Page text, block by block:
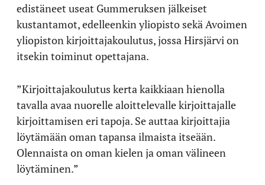
edistäneet useat Gummeruksen jälkeiset
kustantamot, edelleenkin yliopisto sekä Avoimen
yliopiston kirjoittajakoulutus, jossa Hirsjärvi on
itsekin toiminut opettajana.
”Kirjoittajakoulutus kerta kaikkiaan hienolla
tavalla avaa nuorelle aloittelevalle kirjoittajalle
kirjoittamisen eri tapoja. Se auttaa kirjoittajia
löytämään oman tapansa ilmaista itseään.
Olennaista on oman kielen ja oman välineen
löytäminen.”